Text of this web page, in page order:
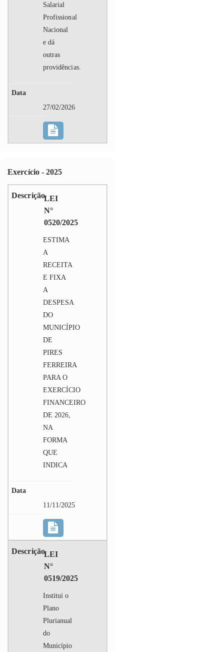
Salarial
Profissional
Nacional
e dá
outras
providências.
27/02/2026
Exercício - 2025
LEI
N°
0520/2025
ESTIMA
A
RECEITA
E FIXA
A
DESPESA
DO
MUNICÍPIO
DE
PIRES
FERREIRA
PARA O
EXERCÍCIO
FINANCEIRO
DE 2026,
NA
FORMA
QUE
INDICA
11/11/2025
LEI
N°
0519/2025
Institui o
Plano
Plurianual
do
Município